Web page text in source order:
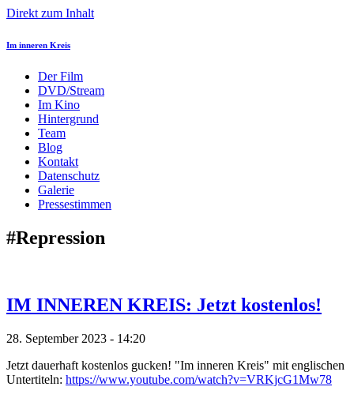
Direkt zum Inhalt
Im inneren Kreis
Der Film
DVD/Stream
Im Kino
Hintergrund
Team
Blog
Kontakt
Datenschutz
Galerie
Pressestimmen
#Repression
IM INNEREN KREIS: Jetzt kostenlos!
28. September 2023 - 14:20
Jetzt dauerhaft kostenlos gucken! "Im inneren Kreis" mit englischen
Untertiteln: https://www.youtube.com/watch?v=VRKjcG1Mw78